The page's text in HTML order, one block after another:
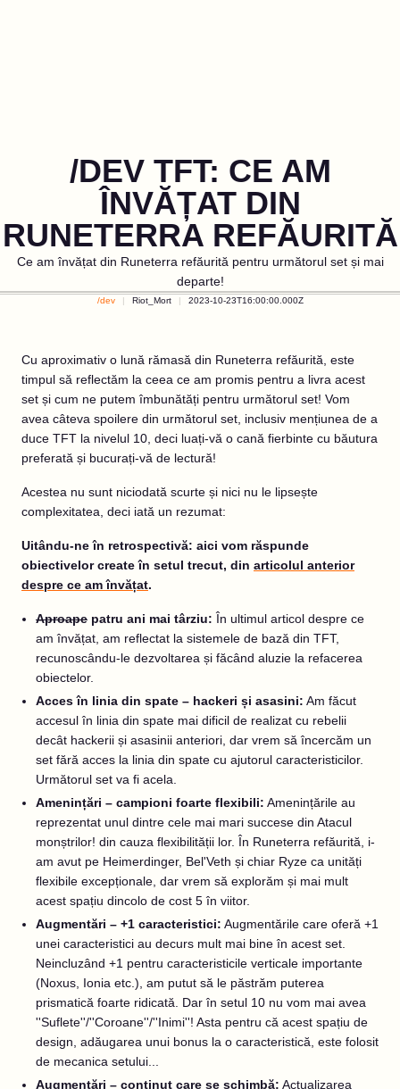
/DEV TFT: CE AM
ÎNVĂȚAT DIN
RUNETERRA REFĂURITĂ
Ce am învățat din Runeterra refăurită pentru următorul set și mai
departe!
/dev Riot_Mort 2023-10-23T16:00:00.000Z
Cu aproximativ o lună rămasă din Runeterra refăurită, este
timpul să reflectăm la ceea ce am promis pentru a livra acest
set și cum ne putem îmbunătăți pentru următorul set! Vom
avea câteva spoilere din următorul set, inclusiv mențiunea de a
duce TFT la nivelul 10, deci luați-vă o cană fierbinte cu băutura
preferată și bucurați-vă de lectură!
Acestea nu sunt niciodată scurte și nici nu le lipsește
complexitatea, deci iată un rezumat:
Uitându-ne în retrospectivă: aici vom răspunde
obiectivelor create în setul trecut, din articolul anterior
despre ce am învățat.
Aproape patru ani mai târziu: În ultimul articol despre ce
am învățat, am reflectat la sistemele de bază din TFT,
recunoscându-le dezvoltarea și făcând aluzie la refacerea
obiectelor.
Acces în linia din spate – hackeri și asasini: Am făcut
accesul în linia din spate mai dificil de realizat cu rebelii
decât hackerii și asasinii anteriori, dar vrem să încercăm un
set fără acces la linia din spate cu ajutorul caracteristicilor.
Următorul set va fi acela.
Amenințări – campioni foarte flexibili: Amenințările au
reprezentat unul dintre cele mai mari succese din Atacul
monștrilor! din cauza flexibilității lor. În Runeterra refăurită, i-
am avut pe Heimerdinger, Bel'Veth și chiar Ryze ca unități
flexibile excepționale, dar vrem să explorăm și mai mult
acest spațiu dincolo de cost 5 în viitor.
Augmentări – +1 caracteristici: Augmentările care oferă +1
unei caracteristici au decurs mult mai bine în acest set.
Neincluzând +1 pentru caracteristicile verticale importante
(Noxus, Ionia etc.), am putut să le păstrăm puterea
prismatică foarte ridicată. Dar în setul 10 nu vom mai avea
''Suflete''/''Coroane''/''Inimi''! Asta pentru că acest spațiu de
design, adăugarea unui bonus la o caracteristică, este folosit
de mecanica setului...
Augmentări – conținut care se schimbă: Actualizarea